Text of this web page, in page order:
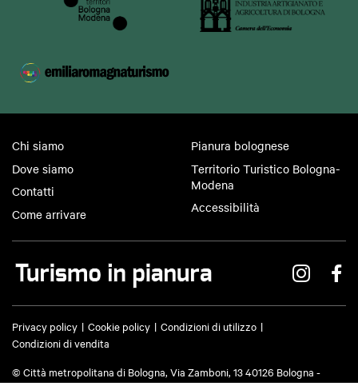
Chi siamo
Dove siamo
Contatti
Come arrivare
Pianura bolognese
Territorio Turistico Bologna-
Modena
Accessibilità
Privacy policy Cookie policy
Condizioni di utilizzo
Condizioni di vendita
© Città metropolitana di Bologna, Via Zamboni, 13 40126 Bologna -